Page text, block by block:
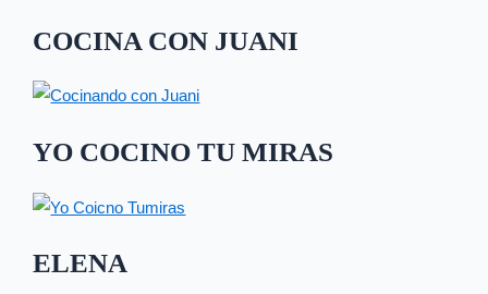
COCINA CON JUANI
YO COCINO TU MIRAS
ELENA